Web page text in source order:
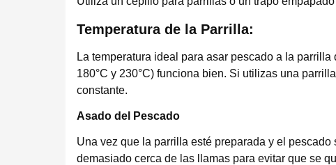
Temperatura de la Parrilla:
La temperatura ideal para asar pescado a la
180°C y 230°C) funciona bien. Si utilizas una
constante.
Asado del Pescado
Una vez que la parrilla esté preparada y el
demasiado cerca de las llamas para evitar que se